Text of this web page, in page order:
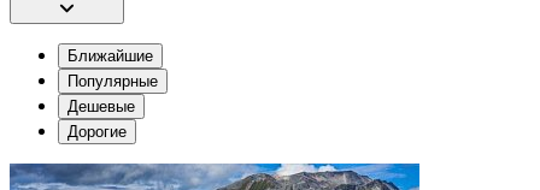
Ближайшие
Популярные
Дешевые
Дорогие